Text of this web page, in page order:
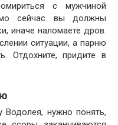
с мужчиной
сейчас вы должны
иначе наломаете дров.
ситуации, а парню
Отдохните, придите в
Водолея, нужно понять,